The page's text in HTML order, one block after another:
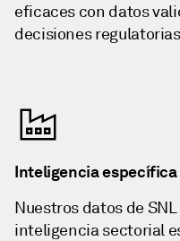
eficaces con datos
decisiones
Inteligencia
Nuestros datos de
inteligencia sectorial